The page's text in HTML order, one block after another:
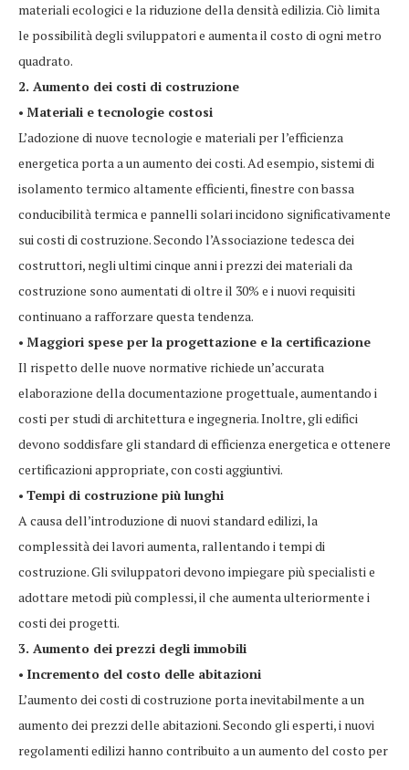
materiali ecologici e la riduzione della densità edilizia. Ciò limita
le possibilità degli sviluppatori e aumenta il costo di ogni metro
quadrato.
2. Aumento dei costi di costruzione
• Materiali e tecnologie costosi
L’adozione di nuove tecnologie e materiali per l’efficienza
energetica porta a un aumento dei costi. Ad esempio, sistemi di
isolamento termico altamente efficienti, finestre con bassa
conducibilità termica e pannelli solari incidono significativamente
sui costi di costruzione. Secondo l’Associazione tedesca dei
costruttori, negli ultimi cinque anni i prezzi dei materiali da
costruzione sono aumentati di oltre il 30% e i nuovi requisiti
continuano a rafforzare questa tendenza.
• Maggiori spese per la progettazione e la certificazione
Il rispetto delle nuove normative richiede un’accurata
elaborazione della documentazione progettuale, aumentando i
costi per studi di architettura e ingegneria. Inoltre, gli edifici
devono soddisfare gli standard di efficienza energetica e ottenere
certificazioni appropriate, con costi aggiuntivi.
• Tempi di costruzione più lunghi
A causa dell’introduzione di nuovi standard edilizi, la
complessità dei lavori aumenta, rallentando i tempi di
costruzione. Gli sviluppatori devono impiegare più specialisti e
adottare metodi più complessi, il che aumenta ulteriormente i
costi dei progetti.
3. Aumento dei prezzi degli immobili
• Incremento del costo delle abitazioni
L’aumento dei costi di costruzione porta inevitabilmente a un
aumento dei prezzi delle abitazioni. Secondo gli esperti, i nuovi
regolamenti edilizi hanno contribuito a un aumento del costo per